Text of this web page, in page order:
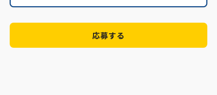
応募する